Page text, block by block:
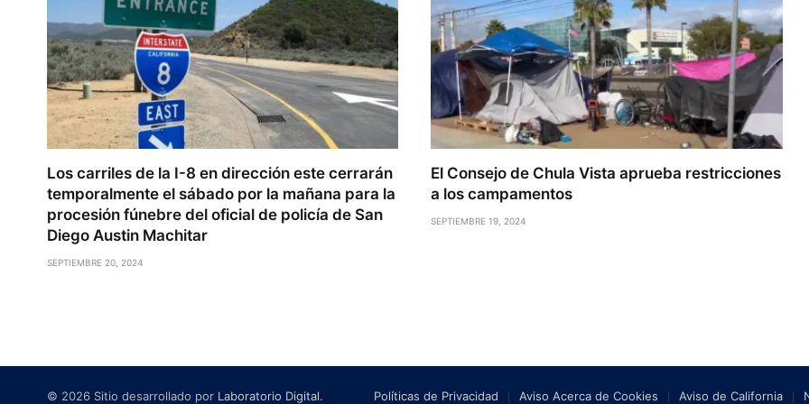
Los carriles de la I-8 en dirección este cerrarán
temporalmente el sábado por la mañana para la
procesión fúnebre del oficial de policía de San
Diego Austin Machitar
SEPTIEMBRE 20, 2024
El Consejo de Chula Vista aprueba restricciones
a los campamentos
SEPTIEMBRE 19, 2024
© 2026 Sitio desarrollado por Laboratorio Digital. Políticas de Privacidad Aviso Acerca de Cookies Aviso de California